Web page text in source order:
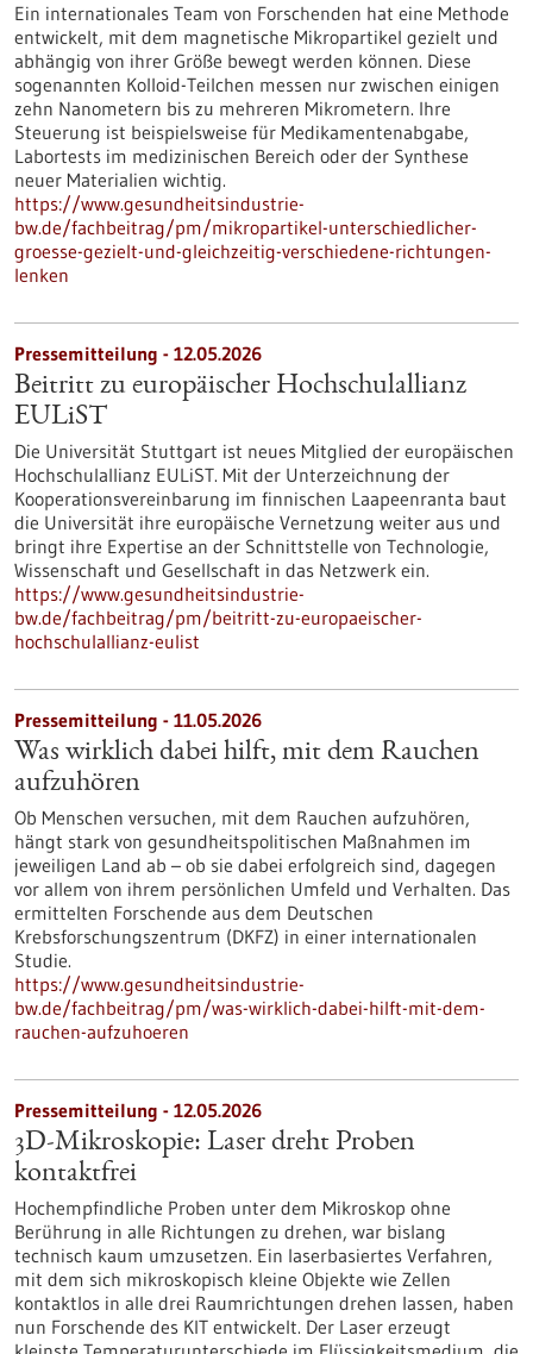
Ein internationales Team von Forschenden hat eine Methode
entwickelt, mit dem magnetische Mikropartikel gezielt und
abhängig von ihrer Größe bewegt werden können. Diese
sogenannten Kolloid-Teilchen messen nur zwischen einigen
zehn Nanometern bis zu mehreren Mikrometern. Ihre
Steuerung ist beispielsweise für Medikamentenabgabe,
Labortests im medizinischen Bereich oder der Synthese
neuer Materialien wichtig.
https://www.gesundheitsindustrie-
bw.de/fachbeitrag/pm/mikropartikel-unterschiedlicher-
groesse-gezielt-und-gleichzeitig-verschiedene-richtungen-
lenken
Pressemitteilung - 12.05.2026
Beitritt zu europäischer Hochschulallianz
EULiST
Die Universität Stuttgart ist neues Mitglied der europäischen
Hochschulallianz EULiST. Mit der Unterzeichnung der
Kooperationsvereinbarung im finnischen Laapeenranta baut
die Universität ihre europäische Vernetzung weiter aus und
bringt ihre Expertise an der Schnittstelle von Technologie,
Wissenschaft und Gesellschaft in das Netzwerk ein.
https://www.gesundheitsindustrie-
bw.de/fachbeitrag/pm/beitritt-zu-europaeischer-
hochschulallianz-eulist
Pressemitteilung - 11.05.2026
Was wirklich dabei hilft, mit dem Rauchen
aufzuhören
Ob Menschen versuchen, mit dem Rauchen aufzuhören,
hängt stark von gesundheitspolitischen Maßnahmen im
jeweiligen Land ab – ob sie dabei erfolgreich sind, dagegen
vor allem von ihrem persönlichen Umfeld und Verhalten. Das
ermittelten Forschende aus dem Deutschen
Krebsforschungszentrum (DKFZ) in einer internationalen
Studie.
https://www.gesundheitsindustrie-
bw.de/fachbeitrag/pm/was-wirklich-dabei-hilft-mit-dem-
rauchen-aufzuhoeren
Pressemitteilung - 12.05.2026
3D-Mikroskopie: Laser dreht Proben
kontaktfrei
Hochempfindliche Proben unter dem Mikroskop ohne
Berührung in alle Richtungen zu drehen, war bislang
technisch kaum umzusetzen. Ein laserbasiertes Verfahren,
mit dem sich mikroskopisch kleine Objekte wie Zellen
kontaktlos in alle drei Raumrichtungen drehen lassen, haben
nun Forschende des KIT entwickelt. Der Laser erzeugt